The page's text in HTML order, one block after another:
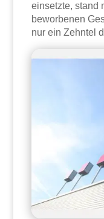
einsetzte, stand
beworbenen
nur ein Zehntel